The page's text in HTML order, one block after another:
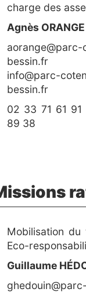
charge des
Agnès ORANGE
bessin.fr
info@parc-
bessin.fr
02 33 71 61
89 38
Mobilisation
Eco-
Guillaume